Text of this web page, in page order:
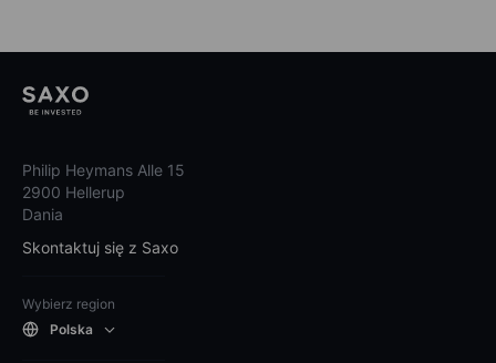
Philip Heymans Alle 15
2900 Hellerup
Dania
Skontaktuj się z Saxo
Wybierz region
Polska